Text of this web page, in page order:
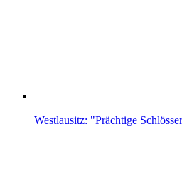
Westlausitz: "Prächtige